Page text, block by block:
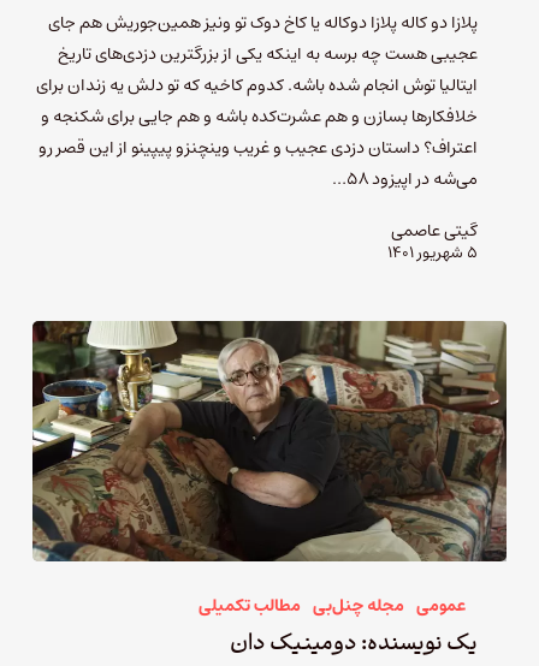
پلازا دو کاله پلازا دوکاله یا کاخ دوک تو ونیز همین‌جوریش هم جای
عجیبی هست چه برسه به اینکه یکی از بزرگترین دزدی‌های تاریخ
ایتالیا توش انجام شده باشه. کدوم کاخیه که تو دلش یه زندان برای
خلافکارها بسازن و هم عشرت‌کده باشه و هم جایی برای شکنجه و
اعتراف؟ داستان دزدی عجیب و غریب وینچنزو پیپینو از این قصر رو
می‌شه در اپیزود ۵۸…
گیتی عاصمی
۵ شهریور ۱۴۰۱
عمومی مجله چنل‌بی مطالب تکمیلی
یک نویسنده: دومینیک دان